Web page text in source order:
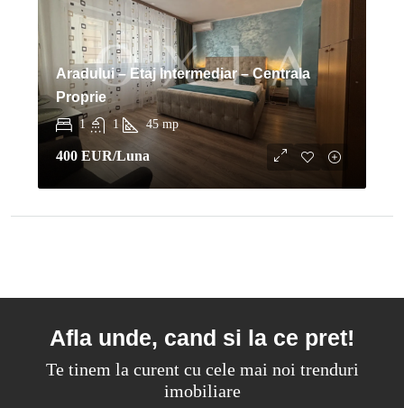
Aradului – Etaj Intermediar – Centrala
Proprie
1 1 45 mp
400 EUR/Luna
Afla unde, cand si la ce pret!
Te tinem la curent cu cele mai noi trenduri
imobiliare